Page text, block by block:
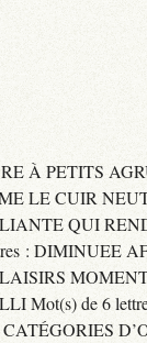
À PETITS
LE CUIR
QUI
: DIMINUEE
Mot(s) de 6